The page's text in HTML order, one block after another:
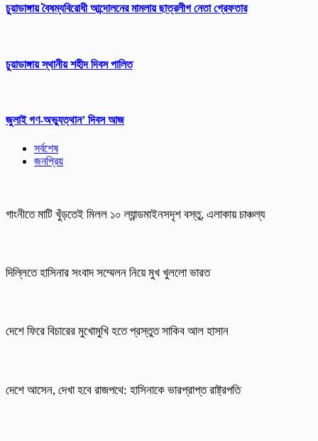
চুয়াডাঙ্গায় বৈষম্যবিরোধী আন্দোলনের মামলায় ছাত্রলীগ নেতা গ্রেফতার
চুয়াডাঙ্গায় স্থানীয় শহীদ দিবস পা‌লিত
জুলাই গণ-অভ্যুত্থান’ দিবস আজ
সর্বশেষ
জনপ্রিয়
গাংনীতে মাটি খুঁড়তেই মিলল ১০ ল্যান্ডমাইনসদৃশ বস্তু, এলাকায় চাঞ্চল্য
দিল্লিতে হাসিনার সংবাদ সম্মেলন নিয়ে মুখ খুললো ভারত
দেশে ফিরে বিচারের মুখোমুখি হতে প্রস্তুত সাকিব আল হাসান
দেশে আসেন, দেখা হবে রাজপথে: হাসিনাকে ভারপ্রাপ্ত রাষ্ট্রপতি